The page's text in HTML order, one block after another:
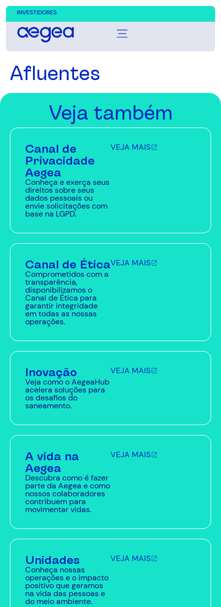
INVESTIDORES
Afluentes
Veja também
Canal de
Privacidade
Aegea
Conheça e exerça seus
direitos sobre seus
dados pessoais ou
envie solicitações com
base na LGPD.
VEJA MAIS
Canal de Ética
Comprometidos com a
transparência,
disponibilizamos o
Canal de Ética para
garantir integridade
em todas as nossas
operações.
VEJA MAIS
Inovação
Veja como o AegeaHub
acelera soluções para
os desafios do
saneamento.
VEJA MAIS
A vida na
Aegea
Descubra como é fazer
parte da Aegea e como
nossos colaboradores
contribuem para
movimentar vidas.
VEJA MAIS
Unidades
Conheça nossas
operações e o impacto
positivo que geramos
na vida das pessoas e
do meio ambiente.
VEJA MAIS